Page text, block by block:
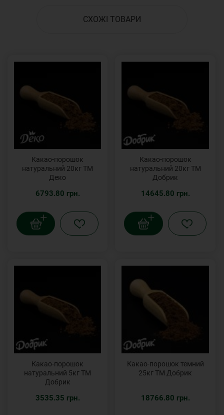
СХОЖІ ТОВАРИ
Какао-порошок
натуральний 20кг ТМ
Деко
6793.80 грн.
Какао-порошок
натуральний 20кг ТМ
Добрик
14645.80 грн.
Какао-порошок
натуральний 5кг ТМ
Добрик
3535.35 грн.
Какао-порошок темний
25кг ТМ Добрик
18766.80 грн.